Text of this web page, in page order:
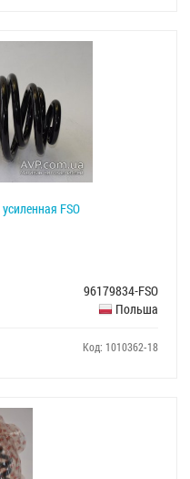
FSO
96179834-FSO
Польша
Код: 1010362-18